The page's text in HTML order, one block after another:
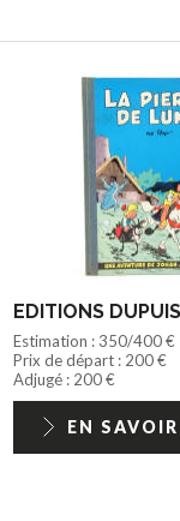
Estimation : 350/400 €
Prix de départ : 200 €
Adjugé : 200 €
EN